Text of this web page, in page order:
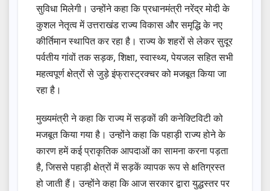
सुविधा मिलेगी। उन्होंने कहा कि प्रधानमंत्री नरेंद्र मोदी के
कुशल नेतृत्व में उत्तराखंड राज्य विकास और समृद्धि के नए
कीर्तिमान स्थापित कर रहा है। राज्य के शहरों से लेकर सुदूर
पर्वतीय गांवों तक सड़क, शिक्षा, स्वास्थ्य, पेयजल सहित सभी
महत्वपूर्ण क्षेत्रों से जुड़े इंफ्रास्ट्रक्चर को मजबूत किया जा
रहा है।
मुख्यमंत्री ने कहा कि राज्य में सड़कों की कनेक्टिविटी को
मजबूत किया गया है। उन्होंने कहा कि पहाड़ी राज्य होने के
कारण हमें कई प्राकृतिक आपदाओं का सामना करना पड़ता
है, जिससे पहाड़ी क्षेत्रों में सड़कें व्यापक रूप से क्षतिग्रस्त
हो जाती हैं। उन्होंने कहा कि आज सरकार द्वारा युद्धस्तर पर